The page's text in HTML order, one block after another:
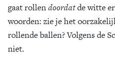
gaat rollendoordatde witte
woorden: zie je het
rollende ballen? Volgens de
niet.